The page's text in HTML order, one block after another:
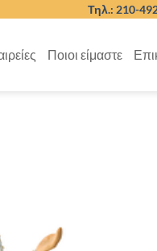
Τηλ.: 210-
Ποιοι είμαστε